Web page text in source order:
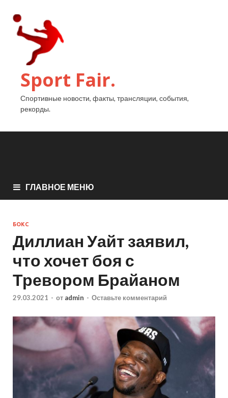
Sport Fair.
Спортивные новости, факты, трансляции, события,
рекорды.
ГЛАВНОЕ МЕНЮ
БОКС
Диллиан Уайт заявил,
что хочет боя с
Тревором Брайаном
29.03.2021 - от admin - Оставьте комментарий